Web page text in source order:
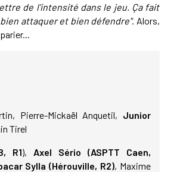
de l'intensité dans le jeu. Ça fait
attaquer et bien défendre". Alors,
Pierre-Mickaël Anquetil, Junior
Tirel
R1), Axel Sério (ASPTT Caen,
Sylla (Hérouville, R2), Maxime